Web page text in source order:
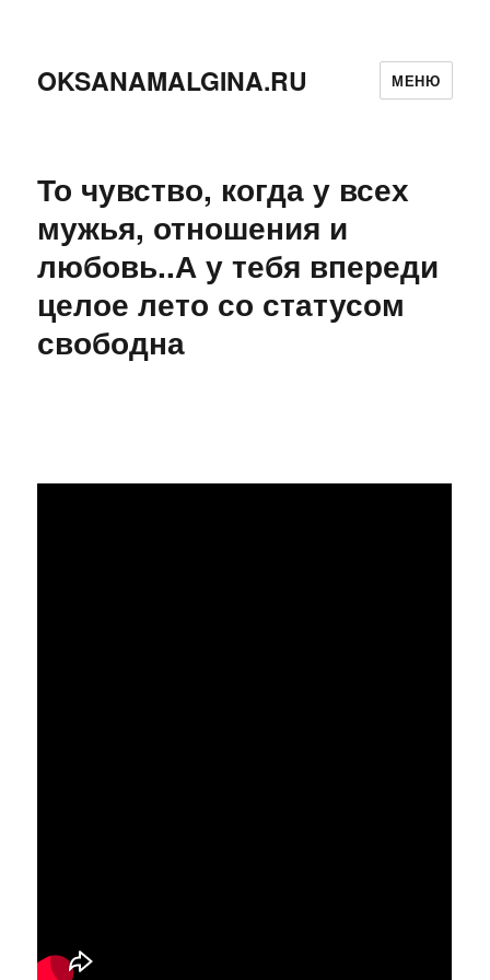
OKSANAMALGINA.RU МЕНЮ
То чувство, когда у всех
мужья, отношения и
любовь..А у тебя впереди
целое лето со статусом
свободна